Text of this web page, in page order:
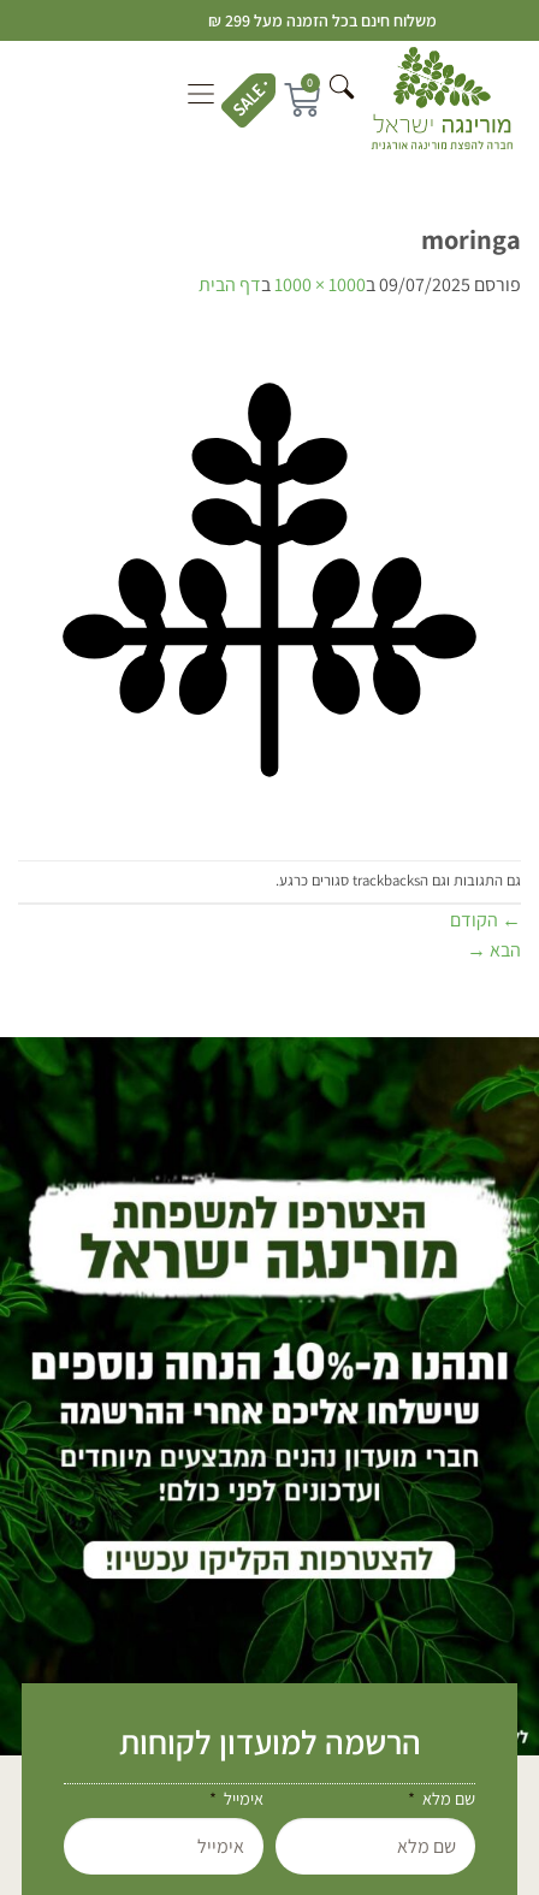
משלוח חינם בכל הזמנה מעל 299 ₪
0
moringa
פורסם 09/07/2025ב1000 × 1000 בדף הבית
גם התגובות וגם הtrackbacks סגורים כרגע.
← הקודם
הבא →
הרשמה למועדון לקוחות
שם מלא אימייל